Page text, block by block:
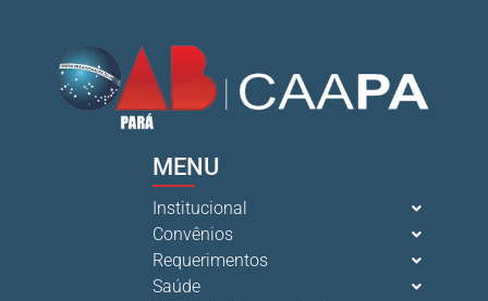
MENU
Institucional
Convênios
Requerimentos
Saúde